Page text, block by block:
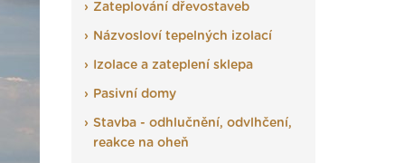
Zateplování dřevostaveb
Názvosloví tepelných izolací
Izolace a zateplení sklepa
Pasivní domy
Stavba - odhlučnění, odvlhčení,
reakce na oheň